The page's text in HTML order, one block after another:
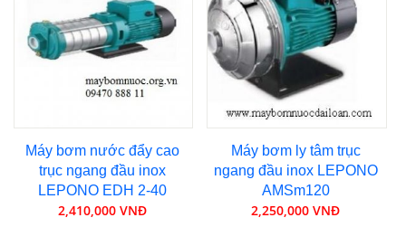
Máy bơm nước đẩy cao
trục ngang đầu inox
LEPONO EDH 2-40
2,410,000 VNĐ
Máy bơm ly tâm trục
ngang đầu inox LEPONO
AMSm120
2,250,000 VNĐ